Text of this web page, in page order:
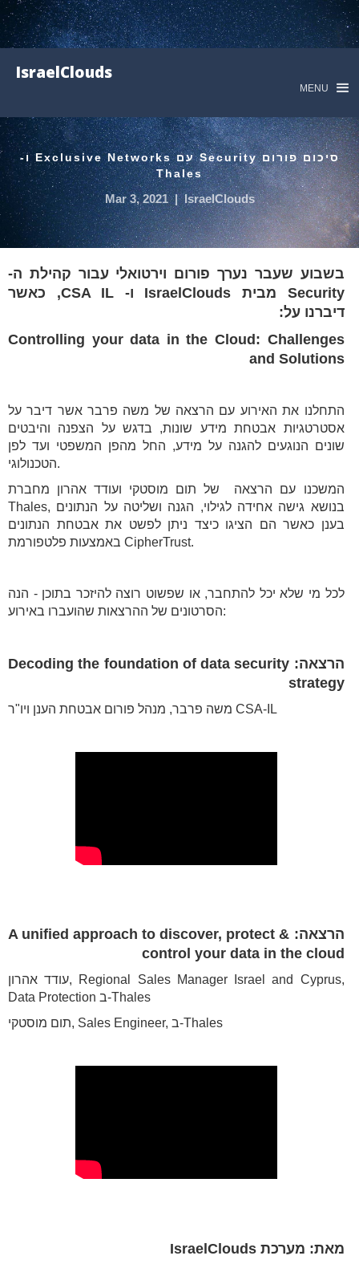
IsraelClouds
MENU
סיכום פורום Security עם Exclusive Networks ו-
Thales
IsraelClouds
|
Mar 3, 2021
בשבוע שעבר נערך פורום וירטואלי עבור קהילת ה-
Security מבית IsraelClouds ו- CSA IL, כאשר
דיברנו על:
Controlling your data in the Cloud: Challenges
and Solutions
התחלנו את האירוע עם הרצאה של משה פרבר אשר דיבר על
אסטרטגיות אבטחת מידע שונות, בדגש על הצפנה והיבטים
שונים הנוגעים להגנה על מידע, החל מהפן המשפטי ועד לפן
הטכנולוגי.
המשכנו עם הרצאה של תום מוסטקי ועודד אהרון מחברת
Thales, בנושא גישה אחידה לגילוי, הגנה ושליטה על הנתונים
בענן כאשר הם הציגו כיצד ניתן לפשט את אבטחת הנתונים
באמצעות פלטפורמת CipherTrust.
לכל מי שלא יכל להתחבר, או שפשוט רוצה להיזכר בתוכן - הנה
הסרטונים של ההרצאות שהועברו באירוע:
הרצאה: Decoding the foundation of data security
strategy
משה פרבר, מנהל פורום אבטחת הענן ויו"ר CSA-IL
הרצאה: A unified approach to discover, protect &
control your data in the cloud
עודד אהרון, Regional Sales Manager Israel and Cyprus,
Data Protection ב-Thales
תום מוסטקי, Sales Engineer, ב-Thales
מאת: מערכת IsraelClouds